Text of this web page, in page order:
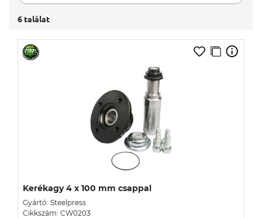
6 találat
Kerékagy 4 x 100 mm csappal
Gyártó: Steelpress
Cikkszám: CW0203